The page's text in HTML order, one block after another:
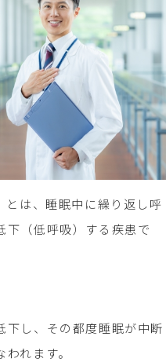
とは、睡眠中に繰り返し呼
下（低呼吸）する疾患で
下し、その都度睡眠が中断
れます。